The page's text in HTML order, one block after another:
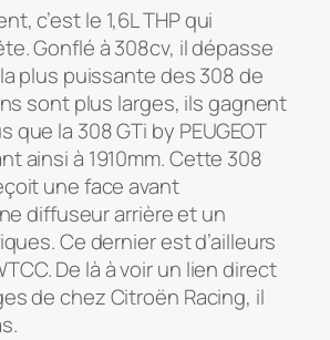
c’est le 1,6L THP qui
Gonflé à 308cv, il dépasse
plus puissante des 308 de
sont plus larges, ils gagnent
que la 308 GTi by PEUGEOT
ainsi à 1910mm. Cette 308
une face avant
diffuseur arrière et un
Ce dernier est d’ailleurs
De là à voir un lien direct
de chez Citroën Racing, il